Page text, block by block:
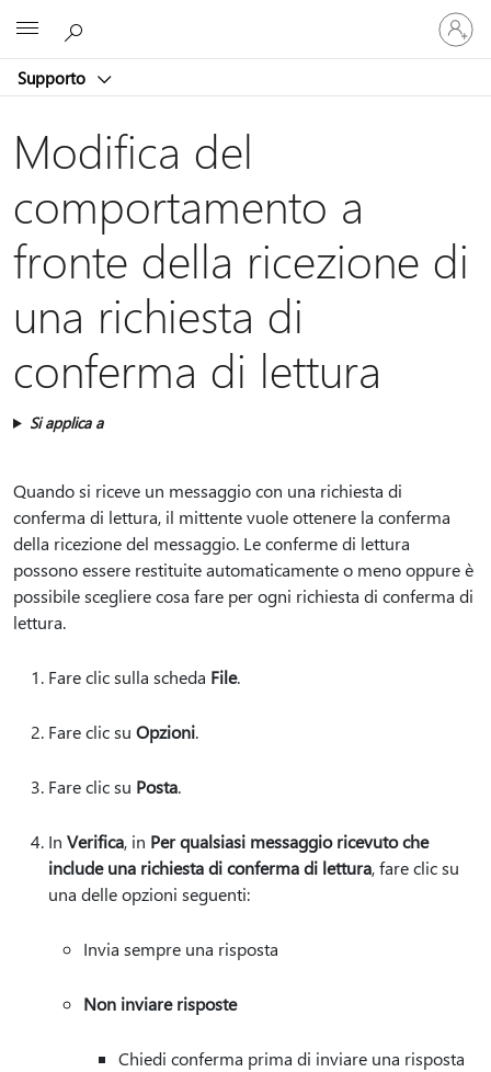
Supporto
Accedi
con
il
account
Modifica del
comportamento a
fronte della ricezione di
una richiesta di
conferma di lettura
Si applica a
Quando si riceve un messaggio con una richiesta di
conferma di lettura, il mittente vuole ottenere la conferma
della ricezione del messaggio. Le conferme di lettura
possono essere restituite automaticamente o meno oppure è
possibile scegliere cosa fare per ogni richiesta di conferma di
lettura.
Fare clic sulla scheda File.
Fare clic su Opzioni.
Fare clic su Posta.
In Verifica, in Per qualsiasi messaggio ricevuto che
include una richiesta di conferma di lettura, fare clic su
una delle opzioni seguenti:
Invia sempre una risposta
Non inviare risposte
Chiedi conferma prima di inviare una risposta